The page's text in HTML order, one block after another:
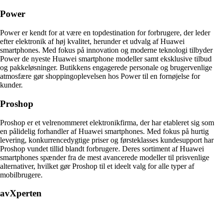
Power
Power er kendt for at være en topdestination for forbrugere, der leder
efter elektronik af høj kvalitet, herunder et udvalg af Huawei
smartphones. Med fokus på innovation og moderne teknologi tilbyder
Power de nyeste Huawei smartphone modeller samt eksklusive tilbud
og pakkeløsninger. Butikkens engagerede personale og brugervenlige
atmosfære gør shoppingoplevelsen hos Power til en fornøjelse for
kunder.
Proshop
Proshop er et velrenommeret elektronikfirma, der har etableret sig som
en pålidelig forhandler af Huawei smartphones. Med fokus på hurtig
levering, konkurrencedygtige priser og førsteklasses kundesupport har
Proshop vundet tillid blandt forbrugere. Deres sortiment af Huawei
smartphones spænder fra de mest avancerede modeller til prisvenlige
alternativer, hvilket gør Proshop til et ideelt valg for alle typer af
mobilbrugere.
avXperten